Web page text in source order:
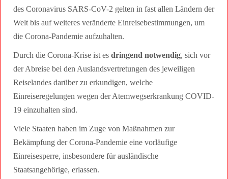
des Coronavirus SARS-CoV-2 gelten in fast allen Ländern der
Welt bis auf weiteres veränderte Einreisebestimmungen, um
die Corona-Pandemie aufzuhalten.
Durch die Corona-Krise ist es dringend notwendig, sich vor
der Abreise bei den Auslandsvertretungen des jeweiligen
Reiselandes darüber zu erkundigen, welche
Einreiseregelungen wegen der Atemwegserkrankung COVID-
19 einzuhalten sind.
Viele Staaten haben im Zuge von Maßnahmen zur
Bekämpfung der Corona-Pandemie eine vorläufige
Einreisesperre, insbesondere für ausländische
Staatsangehörige, erlassen.